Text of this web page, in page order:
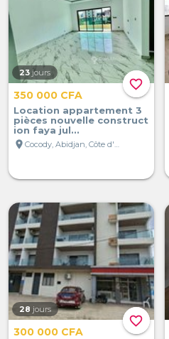
favorite_border
23 jours
350 000 CFA
Location appartement 3
pièces nouvelle construct
ion faya jul...
location_on
favorite_border
28 jours
300 000 CFA